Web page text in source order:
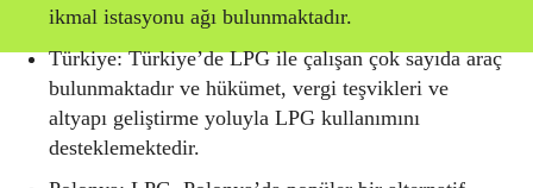
ikmal istasyonu ağı bulunmaktadır.
Türkiye: Türkiye’de LPG ile çalışan çok sayıda araç
bulunmaktadır ve hükümet, vergi teşvikleri ve
altyapı geliştirme yoluyla LPG kullanımını
desteklemektedir.